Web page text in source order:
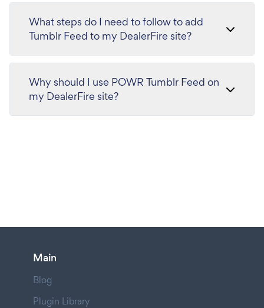
What steps do I need to follow to add
Tumblr Feed to my DealerFire site?
Why should I use POWR Tumblr Feed on
my DealerFire site?
Main
Blog
Plugin Library